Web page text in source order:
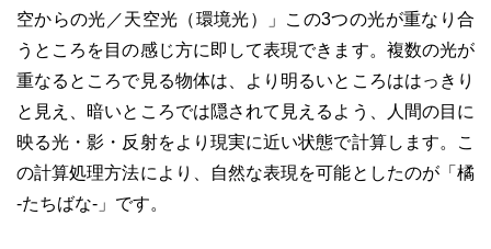
空からの光／天空光（環境光）」この3つの光が重なり合
うところを目の感じ方に即して表現できます。複数の光が
重なるところで見る物体は、より明るいところははっきり
と見え、暗いところでは隠されて見えるよう、人間の目に
映る光・影・反射をより現実に近い状態で計算します。こ
の計算処理方法により、自然な表現を可能としたのが「橘
-たちばな-」です。